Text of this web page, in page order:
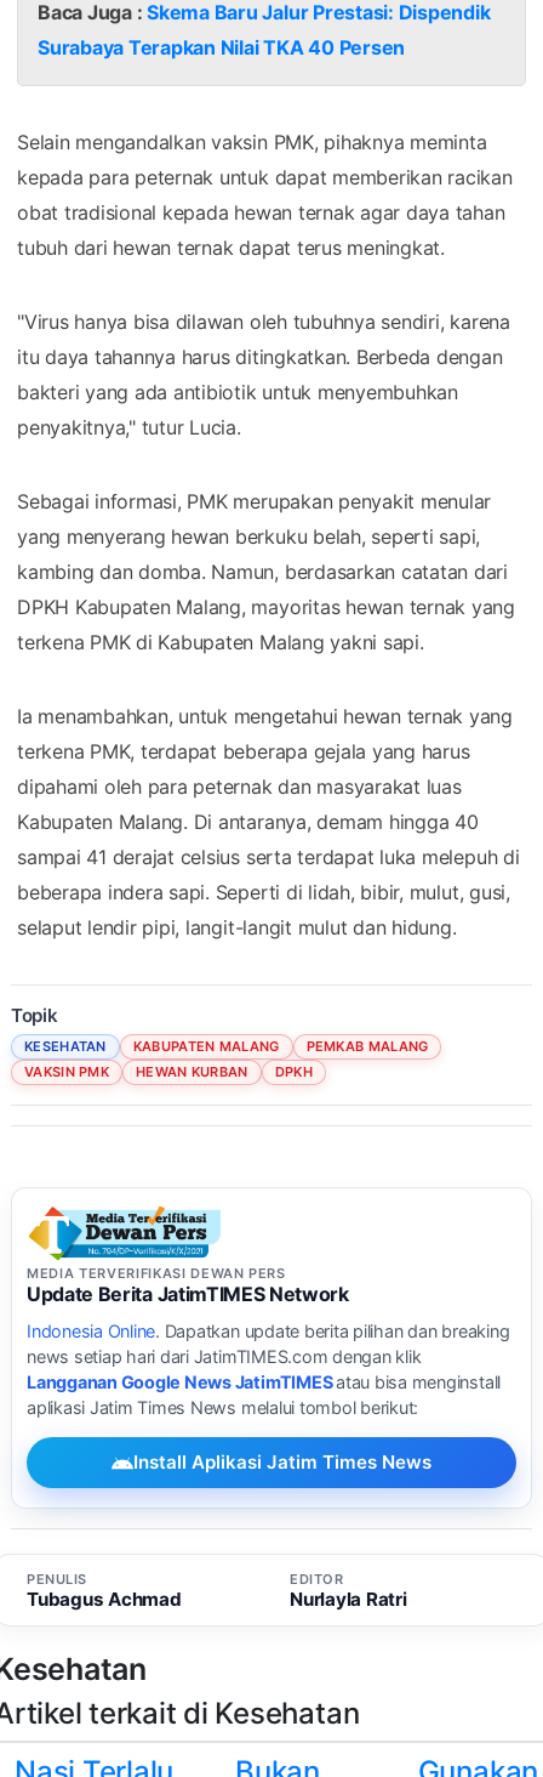
Baca Juga :Skema Baru Jalur Prestasi: Dispendik
Surabaya Terapkan Nilai TKA 40 Persen
Selain mengandalkan vaksin PMK, pihaknya meminta
kepada para peternak untuk dapat memberikan racikan
obat tradisional kepada hewan ternak agar daya tahan
tubuh dari hewan ternak dapat terus meningkat.
"Virus hanya bisa dilawan oleh tubuhnya sendiri, karena
itu daya tahannya harus ditingkatkan. Berbeda dengan
bakteri yang ada antibiotik untuk menyembuhkan
penyakitnya," tutur Lucia.
Sebagai informasi, PMK merupakan penyakit menular
yang menyerang hewan berkuku belah, seperti sapi,
kambing dan domba. Namun, berdasarkan catatan dari
DPKH Kabupaten Malang, mayoritas hewan ternak yang
terkena PMK di Kabupaten Malang yakni sapi.
Ia menambahkan, untuk mengetahui hewan ternak yang
terkena PMK, terdapat beberapa gejala yang harus
dipahami oleh para peternak dan masyarakat luas
Kabupaten Malang. Di antaranya, demam hingga 40
sampai 41 derajat celsius serta terdapat luka melepuh di
beberapa indera sapi. Seperti di lidah, bibir, mulut, gusi,
selaput lendir pipi, langit-langit mulut dan hidung.
Topik
KESEHATAN KABUPATEN MALANG
PEMKAB MALANG
VAKSIN PMK
HEWAN KURBAN DPKH
MEDIA TERVERIFIKASI DEWAN PERS
Update Berita JatimTIMES Network
Indonesia Online. Dapatkan update berita pilihan dan breaking
news setiap hari dari JatimTIMES.com dengan klik
Langganan Google News JatimTIMESatau bisa menginstall
aplikasi Jatim Times News melalui tombol berikut:
Install Aplikasi Jatim Times News
PENULIS
Tubagus Achmad
EDITOR
Nurlayla Ratri
terkait di Kesehatan